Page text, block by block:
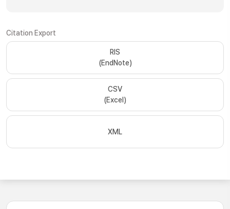
Citation Export
RIS
(EndNote)
CSV
(Excel)
XML